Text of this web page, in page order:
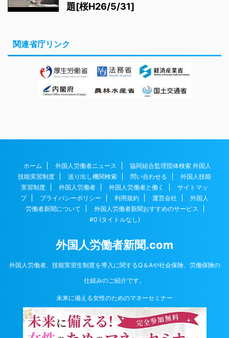
題[桜H26/5/31]
関連省庁リンク
ホーム 外国人労働者ニュース
協同組合監理団体検索 外国人
技能実習制度
送り出し機関検索 問い合わせる
外国人技能
実習制度
外国人労働者 外国人労働者と働く
サイトマッ
プ
プライバシーポリシー 利用規約 運営会社
外国人
労働者新聞について
外国人労働者新聞おすすめのサービス
#0 (タイトルなし)
外国人労働者新聞.com
外国人労働者、技能実習生制度を導入に関するQ＆Aや社会保険、労働保険の
仕組みのご紹介です。
未来に備える女性のためのマネーセミナー